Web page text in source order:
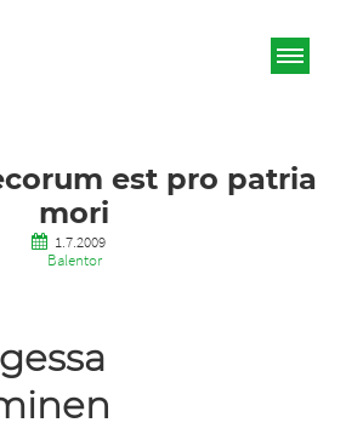
est pro patria
mori
1.7.2009
Balentor